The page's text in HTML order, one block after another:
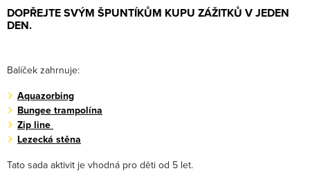
DOPŘEJTE SVÝM ŠPUNTÍKŮM KUPU ZÁŽITKŮ V JEDEN
DEN.
Balíček zahrnuje:
Aquazorbing
Bungee trampolína
Zip line
Lezecká stěna
Tato sada aktivit je vhodná pro děti od 5 let.